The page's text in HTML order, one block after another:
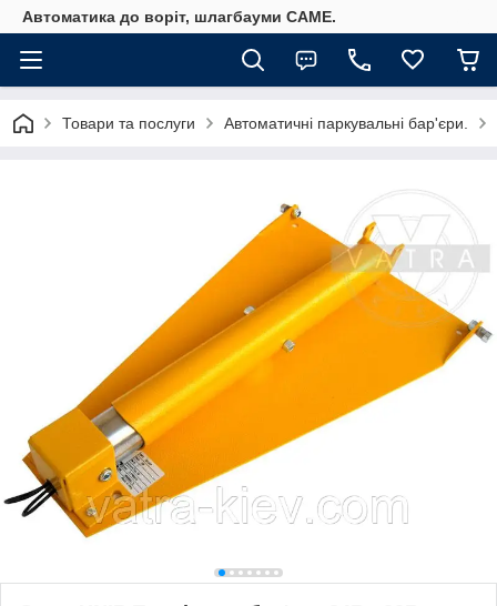
Автоматика до воріт, шлагбауми CAME.
Товари та послуги Автоматичні паркувальні бар'єри.